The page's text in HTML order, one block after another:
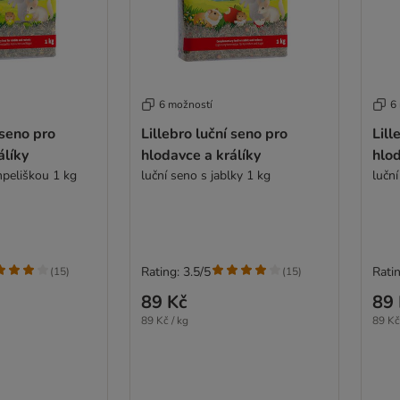
pro
1 kg
(15)
6 možností
Lillebro luční seno pro
hlodavce a králíky
luční seno s jablky 1 kg
89 Kč
89 Kč / kg
Rating: 3.5/5 (15)
6
89
89